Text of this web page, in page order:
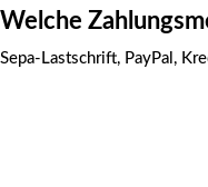
Welche
Sepa-Lastschrift, PayPal,